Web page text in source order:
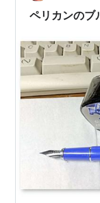
ペリカンのブ